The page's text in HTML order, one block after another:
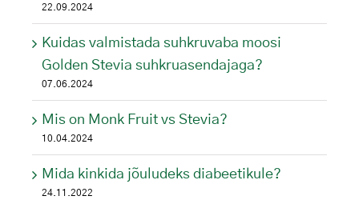
22.09.2024
Kuidas valmistada suhkruvaba moosi
Golden Stevia suhkruasendajaga?
07.06.2024
Mis on Monk Fruit vs Stevia?
10.04.2024
Mida kinkida jõuludeks diabeetikule?
24.11.2022